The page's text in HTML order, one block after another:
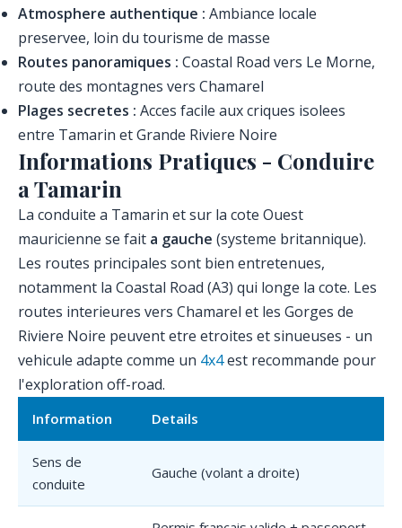
Atmosphere authentique : Ambiance locale
preservee, loin du tourisme de masse
Routes panoramiques : Coastal Road vers Le Morne,
route des montagnes vers Chamarel
Plages secretes : Acces facile aux criques isolees
entre Tamarin et Grande Riviere Noire
Informations Pratiques - Conduire
a Tamarin
La conduite a Tamarin et sur la cote Ouest
mauricienne se fait a gauche (systeme britannique).
Les routes principales sont bien entretenues,
notamment la Coastal Road (A3) qui longe la cote. Les
routes interieures vers Chamarel et les Gorges de
Riviere Noire peuvent etre etroites et sinueuses - un
vehicule adapte comme un 4x4est recommande pour
l'exploration off-road.
Information Details
Sens de
conduite
Gauche (volant a droite)